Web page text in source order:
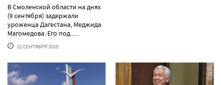
В Смоленской области на днях
(9 сентября) задержали
уроженца Дагестана, Меджида
Магомедова. Его под......
12 СЕНТЯБРЯ'2018